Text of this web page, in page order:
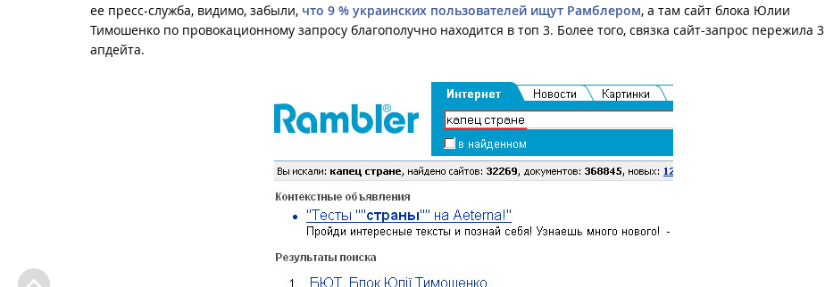
ее пресс-служба, видимо, забыли, что 9 % украинских пользователей ищут Рамблером, а там сайт блока Юлии
Тимошенко по провокационному запросу благополучно находится в топ 3. Более того, связка сайт-запрос пережила 3
апдейта.